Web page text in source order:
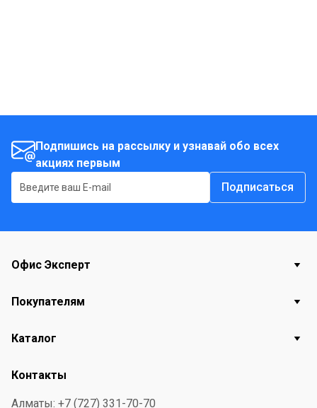
Подпишись на рассылку и узнавай обо всех
акциях первым
Подписаться
Офис Эксперт
Покупателям
Каталог
Контакты
Алматы: +7 (727) 331-70-70